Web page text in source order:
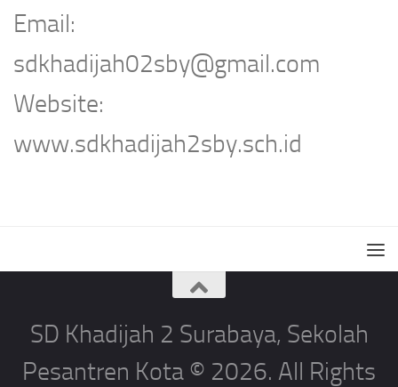
Email:
sdkhadijah02sby@gmail.com
Website:
www.sdkhadijah2sby.sch.id
SD Khadijah 2 Surabaya, Sekolah
Pesantren Kota © 2026. All Rights